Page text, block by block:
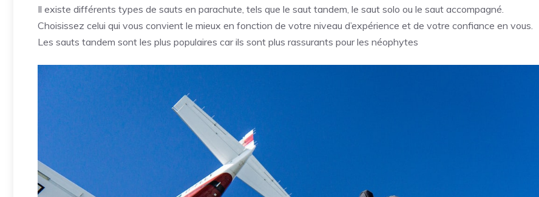
Il existe différents types de sauts en parachute, tels que le saut tandem, le saut solo ou le saut accompagné.
Choisissez celui qui vous convient le mieux en fonction de votre niveau d’expérience et de votre confiance en vous.
Les sauts tandem sont les plus populaires car ils sont plus rassurants pour les néophytes